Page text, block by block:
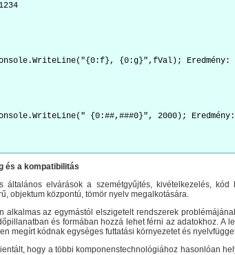
{0:g}",fVal); Eredmény:
{0:##,###0}", 2000);
és a kompatibilitás
általános elvárások a szemétgyűjtés, kivételkezelés,
objektum központú, tömör nyelv megalkotására.
alkalmas az egymástól elszigetelt rendszerek
és formában hozzá lehet férni az adatokhoz. A
megírt kódnak egységes futtatási környezetet és
hogy a többi komponenstechnológiához hasonlóan